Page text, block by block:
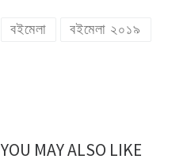
বইমেলা বইমেলা ২০১৯
YOU MAY ALSO LIKE